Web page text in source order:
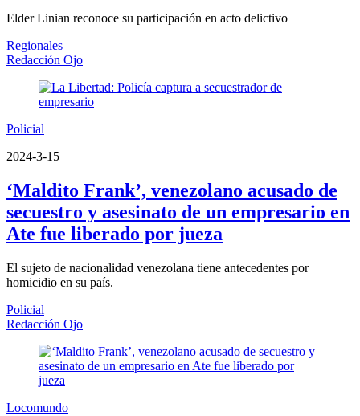
Elder Linian reconoce su participación en acto delictivo
Regionales
Redacción Ojo
Policial
2024-3-15
‘Maldito Frank’, venezolano acusado de
secuestro y asesinato de un empresario en
Ate fue liberado por jueza
El sujeto de nacionalidad venezolana tiene antecedentes por
homicidio en su país.
Policial
Redacción Ojo
Locomundo